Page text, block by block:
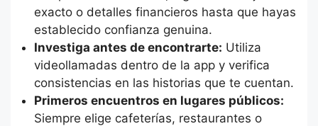
exacto o detalles financieros hasta que hayas
establecido confianza genuina.
Investiga antes de encontrarte: Utiliza
videollamadas dentro de la app y verifica
consistencias en las historias que te cuentan.
Primeros encuentros en lugares públicos:
Siempre elige cafeterías, restaurantes o